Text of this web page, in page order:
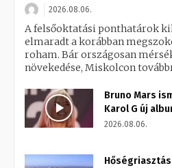
2026.08.06.
A felsőoktatási ponthatárok
elmaradt a korábban
roham. Bár országosan
növekedése, Miskolcon
Bruno Mars
Karol G új
2026.08.06.